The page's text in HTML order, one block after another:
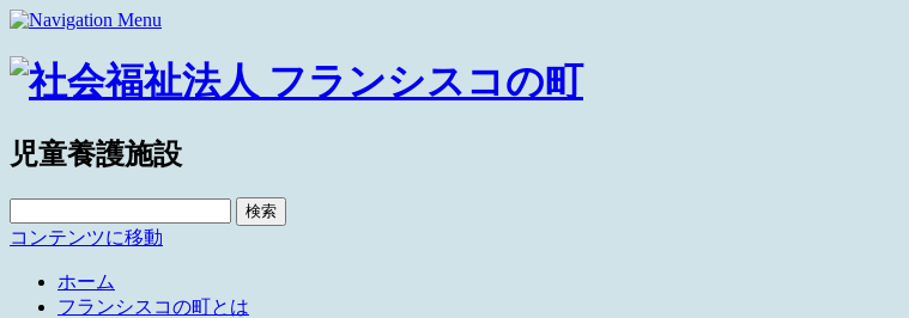
児童養護施設
索:
コンテンツに移動
ホーム
フランシスコの町とは